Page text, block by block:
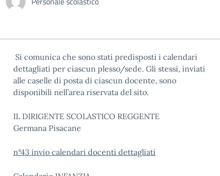
Si comunica che sono stati predisposti i calendari
dettagliati per ciascun plesso/sede. Gli stessi, inviati
alle caselle di posta di ciascun docente, sono
disponibili nell’area riservata del sito.
IL DIRIGENTE SCOLASTICO REGGENTE
Germana Pisacane
n°43 invio calendari docenti dettagliati